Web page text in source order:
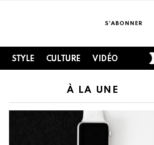
S'ABONNER
STYLE CULTURE VIDÉO
À LA UNE